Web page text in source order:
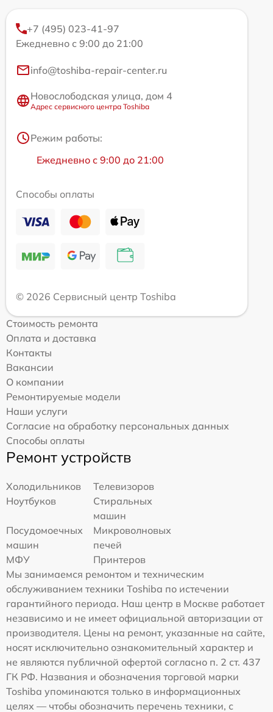
+7 (495) 023-41-97
Ежедневно с 9:00 до 21:00
info@toshiba-repair-center.ru
Новослободская улица, дом 4
Адрес сервисного центра Toshiba
Режим работы:
Ежедневно с 9:00 до 21:00
Способы оплаты
© 2026 Сервисный центр Toshiba
Стоимость ремонта
Оплата и доставка
Контакты
Вакансии
О компании
Ремонтируемые модели
Наши услуги
Согласие на обработку персональных данных
Способы оплаты
Ремонт устройств
Холодильников
Телевизоров
Ноутбуков
Стиральных
машин
Посудомоечных
машин
Микроволновых
печей
МФУ
Принтеров
Мы занимаемся ремонтом и техническим
обслуживанием техники Toshiba по истечении
гарантийного периода. Наш центр в Москве работает
независимо и не имеет официальной авторизации от
производителя. Цены на ремонт, указанные на сайте,
носят исключительно ознакомительный характер и
не являются публичной офертой согласно п. 2 ст. 437
ГК РФ. Названия и обозначения торговой марки
Toshiba упоминаются только в информационных
целях — чтобы обозначить перечень техники, с